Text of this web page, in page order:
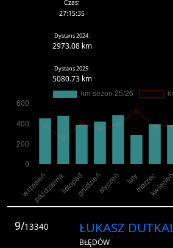
Czas:
27:15:35
Dystans 2024:
2973.08 km
Dystans 2025:
5080.73 km
9/13340 ŁUKASZ
BŁĘDÓW